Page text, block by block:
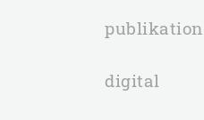
publikation
digital